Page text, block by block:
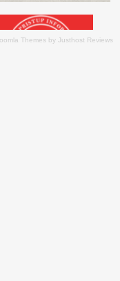
Themes by Justhost Reviews